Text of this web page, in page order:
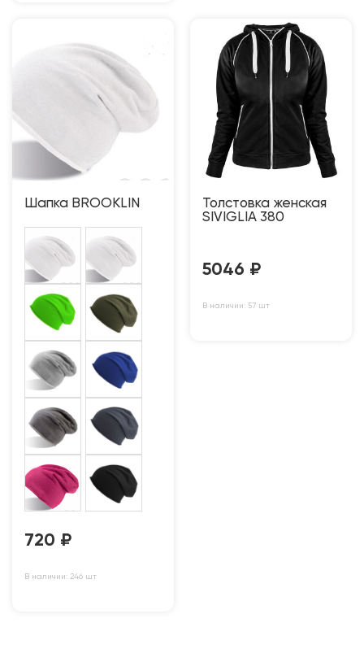
Шапка BROOKLIN
720 ₽
В наличии: 246 шт
Толстовка женская
SIVIGLIA 380
5046 ₽
В наличии: 57 шт